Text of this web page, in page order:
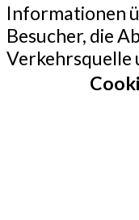
Informationen
Besucher, die
Verkehrsquelle